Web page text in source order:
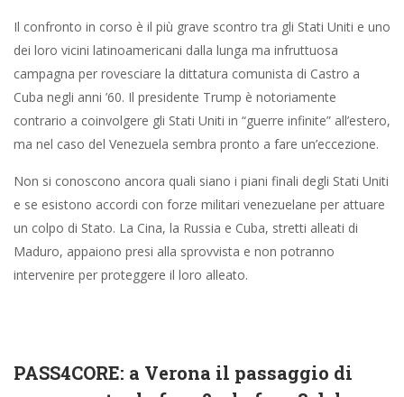
Il confronto in corso è il più grave scontro tra gli Stati Uniti e uno
dei loro vicini latinoamericani dalla lunga ma infruttuosa
campagna per rovesciare la dittatura comunista di Castro a
Cuba negli anni ’60. Il presidente Trump è notoriamente
contrario a coinvolgere gli Stati Uniti in “guerre infinite” all’estero,
ma nel caso del Venezuela sembra pronto a fare un’eccezione.
Non si conoscono ancora quali siano i piani finali degli Stati Uniti
e se esistono accordi con forze militari venezuelane per attuare
un colpo di Stato. La Cina, la Russia e Cuba, stretti alleati di
Maduro, appaiono presi alla sprovvista e non potranno
intervenire per proteggere il loro alleato.
PASS4CORE: a Verona il passaggio di